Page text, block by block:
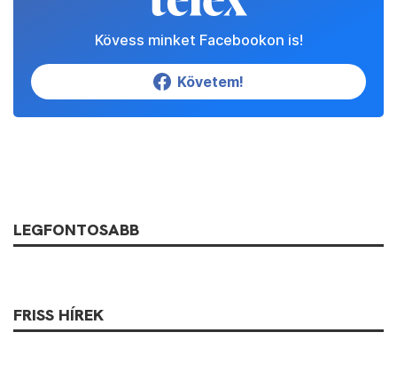
Kövess minket Facebookon is!
Követem!
LEGFONTOSABB
FRISS HÍREK